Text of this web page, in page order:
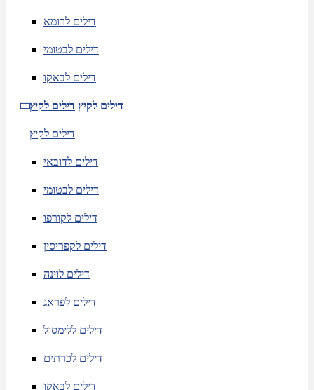
דילים לרומא
דילים לבטומי
דילים לבאקו
דילים לקיץ דילים לקיץ
דילים לקיץ
דילים לדובאי
דילים לבטומי
דילים לקורפו
דילים לקפריסין
דילים לוינה
דילים לפראג
דילים ללימסול
דילים לכרתים
דילים לבאקו